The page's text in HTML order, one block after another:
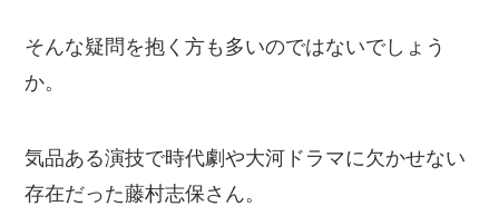
そんな疑問を抱く方も多いのではないでしょう
か。
気品ある演技で時代劇や大河ドラマに欠かせない
存在だった藤村志保さん。